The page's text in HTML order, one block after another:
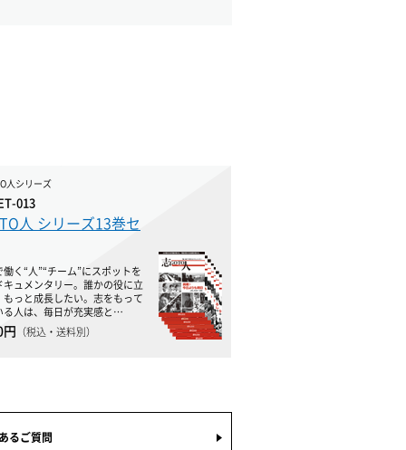
人シリーズ
013
人 シリーズ13巻セ
働く“人”“チーム”にスポットを
キュメンタリー。誰かの役に立
もっと成長したい。志をもって
る人は、毎日が充実感と…
円 （税込・送料別）
るご質問